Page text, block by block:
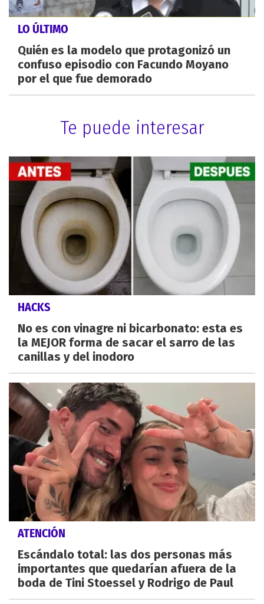
LO ÚLTIMO
Quién es la modelo que protagonizó un
confuso episodio con Facundo Moyano
por el que fue demorado
Te puede interesar
HACKS
No es con vinagre ni bicarbonato: esta es
la MEJOR forma de sacar el sarro de las
canillas y del inodoro
ATENCIÓN
Escándalo total: las dos personas más
importantes que quedarían afuera de la
boda de Tini Stoessel y Rodrigo de Paul